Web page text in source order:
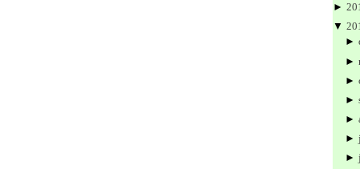
►
▼
►
►
►
►
►
►
►